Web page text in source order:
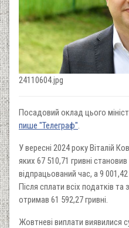
24110604.jpg
Посадовий оклад цього
пише "Телеграф"
У вересні 2024 року Віталій
яких 67 510,71 гривні
відпрацьований час, а 9
Після сплати всіх податків
отримав 61 592,27 гривні.
Жовтневі виплати виявилися